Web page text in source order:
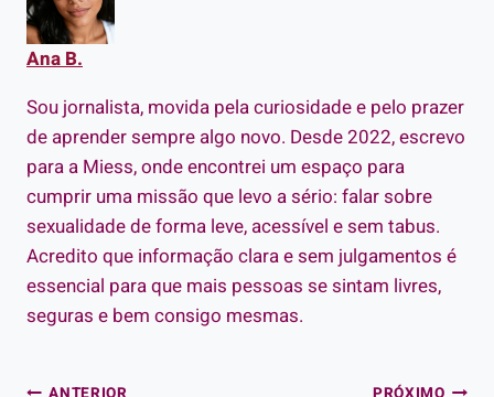
Ana B.
Sou jornalista, movida pela curiosidade e pelo prazer
de aprender sempre algo novo. Desde 2022, escrevo
para a Miess, onde encontrei um espaço para
cumprir uma missão que levo a sério: falar sobre
sexualidade de forma leve, acessível e sem tabus.
Acredito que informação clara e sem julgamentos é
essencial para que mais pessoas se sintam livres,
seguras e bem consigo mesmas.